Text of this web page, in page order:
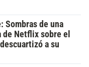
Sombras de una
Netflix sobre el
a su